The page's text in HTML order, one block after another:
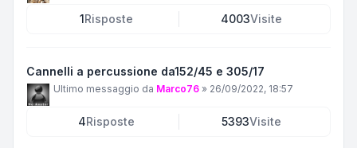
1Risposte 4003Visite
Cannelli a percussione da152/45 e 305/17
Ultimo messaggio da Marco76 » 26/09/2022, 18:57
4Risposte 5393Visite